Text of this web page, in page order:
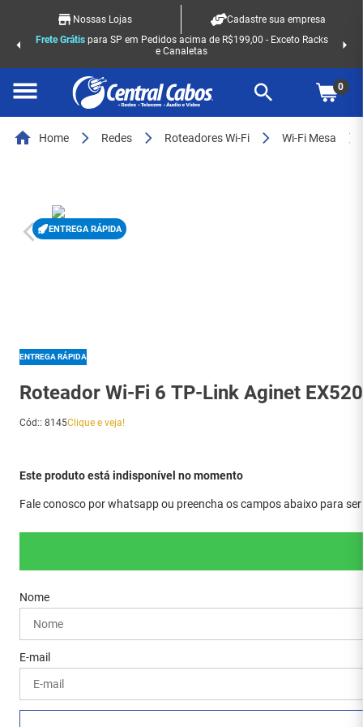
Nossas Lojas
Cadastre sua empresa
Frete Grátispara SP em Pedidos acima de R$199,00 - Exceto Racks
e Canaletas
0
Home Redes Roteadores Wi-Fi Wi-Fi Mesa
ENTREGA RÁPIDA
ENTREGA RÁPIDA
Roteador Wi-Fi 6 TP-Link Aginet
Cód:: 8145Clique e veja!
Este produto está indisponível no momento
Fale conosco por whatsapp ou preencha os campos abaixo para